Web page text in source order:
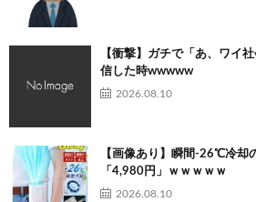
【衝撃】ガチで「あ、ワイ
信した時wwwww
2026.08.10
【画像あり】瞬間-26℃冷却
「4,980円」ｗｗｗｗｗ
2026.08.10